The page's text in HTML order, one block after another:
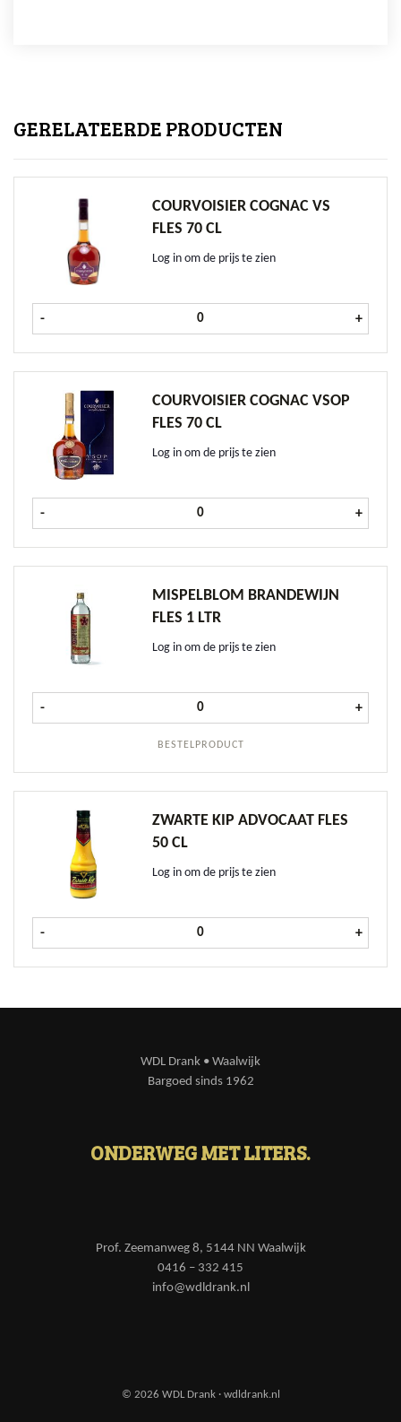
GERELATEERDE PRODUCTEN
COURVOISIER COGNAC VS
FLES 70 CL
Log in om de prijs te zien
- Courvoisier Cognac VS fles 70 cl
+
COURVOISIER COGNAC VSOP
FLES 70 CL
Log in om de prijs te zien
- Courvoisier Cognac VSOP fles 70
+
MISPELBLOM BRANDEWIJN
FLES 1 LTR
Log in om de prijs te zien
BESTELPRODUCT
- Mispelblom Brandewijn fles 1 ltr
+
ZWARTE KIP ADVOCAAT FLES
50 CL
Log in om de prijs te zien
- Zwarte Kip Advocaat fles 50 cl
+
WDL Drank • Waalwijk
Bargoed sinds 1962
ONDERWEG MET LITERS.
Prof. Zeemanweg 8, 5144 NN Waalwijk
0416 – 332 415
info@wdldrank.nl
© 2026 WDL Drank · wdldrank.nl